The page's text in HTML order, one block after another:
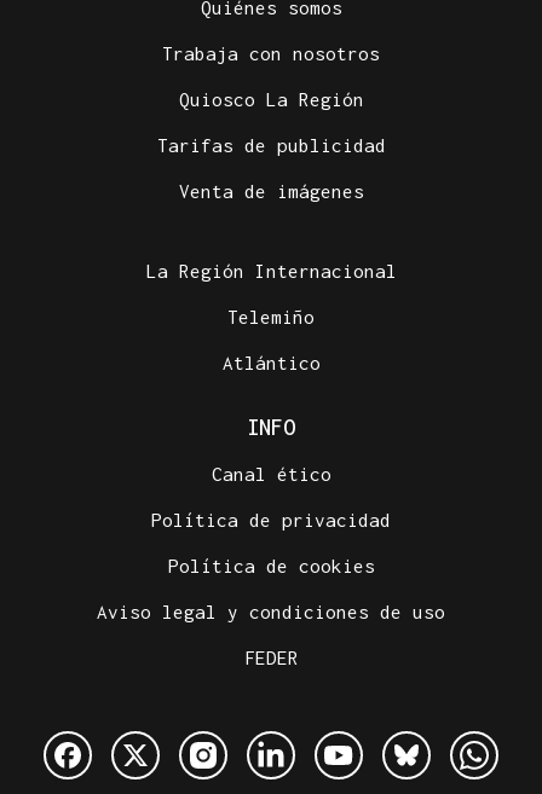
Quiénes somos
Trabaja con nosotros
Quiosco La Región
Tarifas de publicidad
Venta de imágenes
La Región Internacional
Telemiño
Atlántico
INFO
Canal ético
Política de privacidad
Política de cookies
Aviso legal y condiciones de uso
FEDER